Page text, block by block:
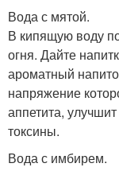
Вода с мятой.
В кипящую воду
огня. Дайте
ароматный
напряжение
аппетита,
токсины.
Вода с имбирем.